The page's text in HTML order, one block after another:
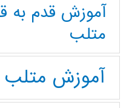
آموزش قدم به
متلب
آموزش متلب